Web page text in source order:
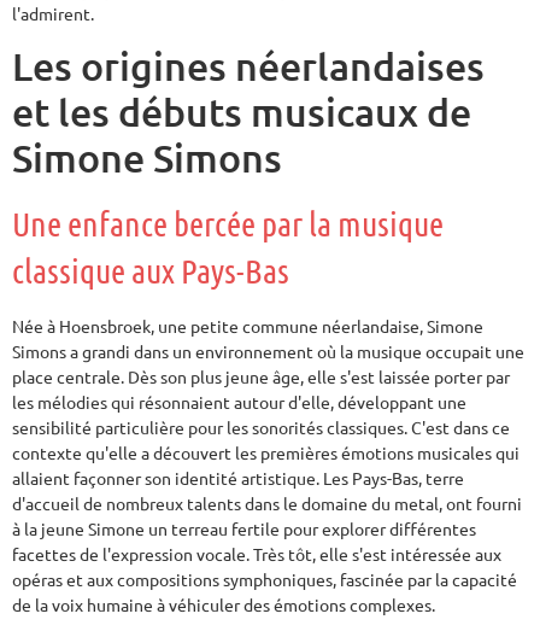
l'admirent.
Les origines néerlandaises
et les débuts musicaux de
Simone Simons
Une enfance bercée par la musique
classique aux Pays-Bas
Née à Hoensbroek, une petite commune néerlandaise, Simone
Simons a grandi dans un environnement où la musique occupait une
place centrale. Dès son plus jeune âge, elle s'est laissée porter par
les mélodies qui résonnaient autour d'elle, développant une
sensibilité particulière pour les sonorités classiques. C'est dans ce
contexte qu'elle a découvert les premières émotions musicales qui
allaient façonner son identité artistique. Les Pays-Bas, terre
d'accueil de nombreux talents dans le domaine du metal, ont fourni
à la jeune Simone un terreau fertile pour explorer différentes
facettes de l'expression vocale. Très tôt, elle s'est intéressée aux
opéras et aux compositions symphoniques, fascinée par la capacité
de la voix humaine à véhiculer des émotions complexes.